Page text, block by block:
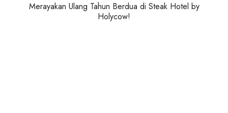
Merayakan Ulang Tahun Berdua di Steak Hotel by
Holycow!